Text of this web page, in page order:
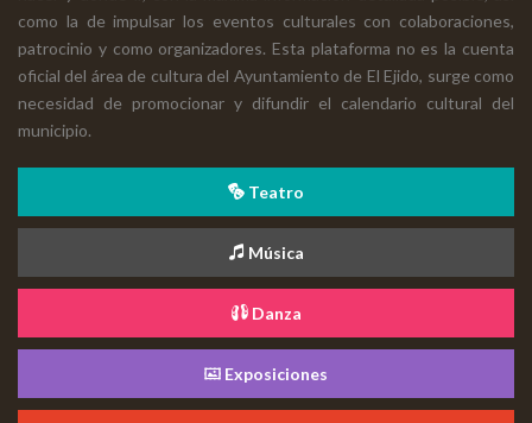
como la de impulsar los eventos culturales con colaboraciones,
patrocinio y como organizadores. Esta plataforma no es la cuenta
oficial del área de cultura del Ayuntamiento de El Ejido, surge como
necesidad de promocionar y difundir el calendario cultural del
municipio.
Teatro
Música
Danza
Exposiciones